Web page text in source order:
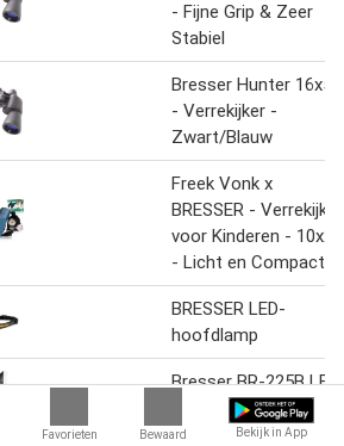
Favorieten Bewaard Bekijk in App
- Fijne Grip & Zeer
Stabiel
Bresser Hunter 16x50
- Verrekijker -
Zwart/Blauw
Freek Vonk x
BRESSER - Verrekijker
voor Kinderen - 10x25
- Licht en Compact
BRESSER LED-
hoofdlamp
Bresser BR-225B LED
Daglichtset